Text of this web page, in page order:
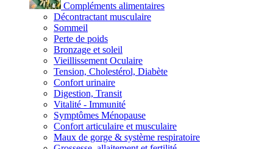
Compléments alimentaires
Décontractant musculaire
Sommeil
Perte de poids
Bronzage et soleil
Vieillissement Oculaire
Tension, Cholestérol, Diabète
Confort urinaire
Digestion, Transit
Vitalité - Immunité
Symptômes Ménopause
Confort articulaire et musculaire
Maux de gorge & système respiratoire